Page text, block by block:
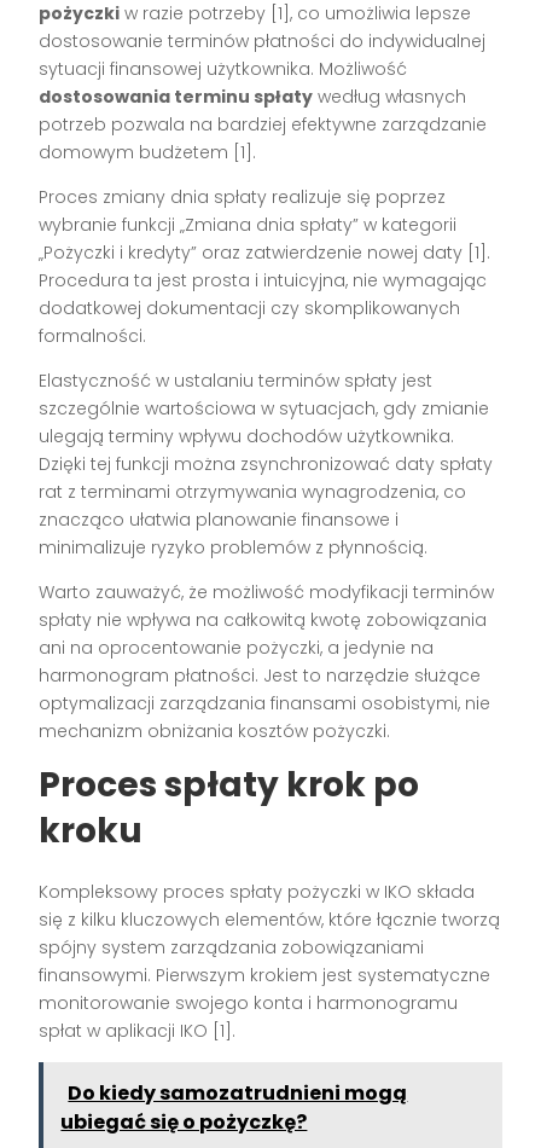
pożyczki w razie potrzeby [1], co umożliwia lepsze
dostosowanie terminów płatności do indywidualnej
sytuacji finansowej użytkownika. Możliwość
dostosowania terminu spłaty według własnych
potrzeb pozwala na bardziej efektywne zarządzanie
domowym budżetem [1].
Proces zmiany dnia spłaty realizuje się poprzez
wybranie funkcji „Zmiana dnia spłaty” w kategorii
„Pożyczki i kredyty” oraz zatwierdzenie nowej daty [1].
Procedura ta jest prosta i intuicyjna, nie wymagając
dodatkowej dokumentacji czy skomplikowanych
formalności.
Elastyczność w ustalaniu terminów spłaty jest
szczególnie wartościowa w sytuacjach, gdy zmianie
ulegają terminy wpływu dochodów użytkownika.
Dzięki tej funkcji można zsynchronizować daty spłaty
rat z terminami otrzymywania wynagrodzenia, co
znacząco ułatwia planowanie finansowe i
minimalizuje ryzyko problemów z płynnością.
Warto zauważyć, że możliwość modyfikacji terminów
spłaty nie wpływa na całkowitą kwotę zobowiązania
ani na oprocentowanie pożyczki, a jedynie na
harmonogram płatności. Jest to narzędzie służące
optymalizacji zarządzania finansami osobistymi, nie
mechanizm obniżania kosztów pożyczki.
Proces spłaty krok po
kroku
Kompleksowy proces spłaty pożyczki w IKO składa
się z kilku kluczowych elementów, które łącznie tworzą
spójny system zarządzania zobowiązaniami
finansowymi. Pierwszym krokiem jest systematyczne
monitorowanie swojego konta i harmonogramu
spłat w aplikacji IKO [1].
Do kiedy samozatrudnieni mogą
ubiegać się o pożyczkę?